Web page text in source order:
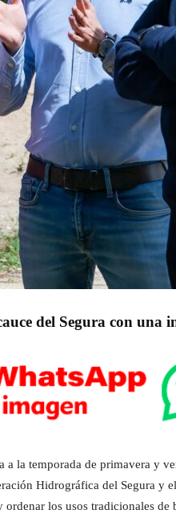
del Segura con una
a la temporada de primavera y
Hidrográfica del Segura y
los usos tradicionales